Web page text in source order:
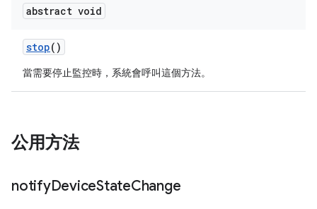
abstract void
stop()
當需要停止監控時，系統會呼叫這個方法。
公用方法
notifyDeviceStateChange